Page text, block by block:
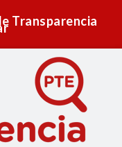
Transparencia